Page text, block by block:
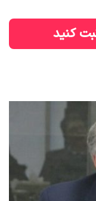
کنید